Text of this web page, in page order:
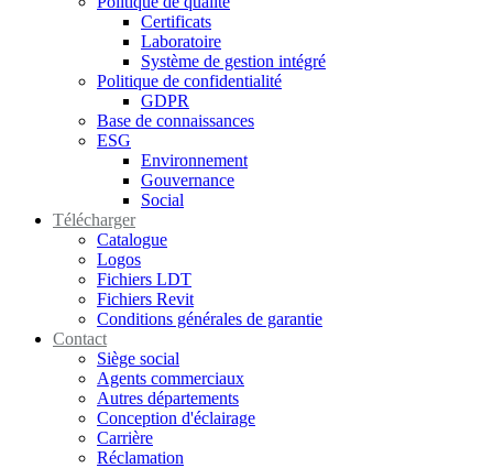
Certificats
Laboratoire
Système de gestion intégré
Politique de confidentialité
GDPR
Base de connaissances
ESG
Environnement
Gouvernance
Social
Télécharger
Catalogue
Logos
Fichiers LDT
Fichiers Revit
Conditions générales de garantie
Contact
Siège social
Agents commerciaux
Autres départements
Conception d'éclairage
Carrière
Réclamation